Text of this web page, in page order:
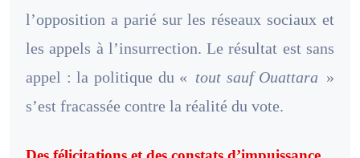
l’opposition a parié sur les réseaux sociaux et
les appels à l’insurrection. Le résultat est sans
appel : la politique du « tout sauf Ouattara »
s’est fracassée contre la réalité du vote.